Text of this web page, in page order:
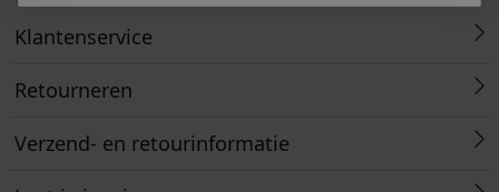
Klantenservice
Retourneren
Verzend- en retourinformatie